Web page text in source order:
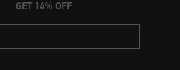
GET 14% OFF